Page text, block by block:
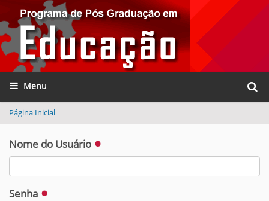
Busca
Toggle navigation
Página Inicial
Nome do Usuário
Senha